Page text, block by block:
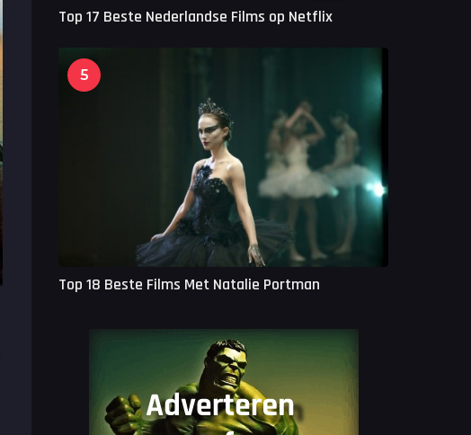
Top 17 Beste Nederlandse Films op Netflix
5
Top 18 Beste Films Met Natalie Portman